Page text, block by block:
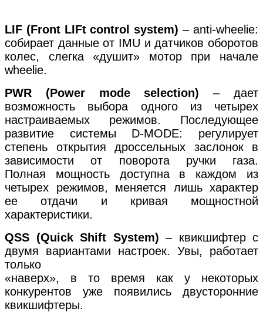
LIF (Front LIFt control system) – anti-wheelie:
собирает данные от IMU и датчиков оборотов
колес, слегка «душит» мотор при начале
wheelie.
PWR (Power mode selection) – дает
возможность выбора одного из четырех
настраиваемых режимов. Последующее
развитие системы D-MODE: регулирует
степень открытия дроссельных заслонок в
зависимости от поворота ручки газа.
Полная мощность доступна в каждом из
четырех режимов, меняется лишь характер
ее отдачи и кривая мощностной
характеристики.
QSS (Quick Shift System) – квикшифтер с
двумя вариантами настроек. Увы, работает
только
«наверх», в то время как у некоторых
конкурентов уже появились двусторонние
квикшифтеры.